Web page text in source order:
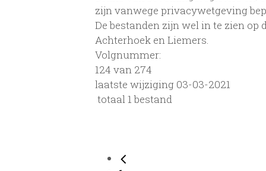
zijn vanwege privacywetgeving
De bestanden zijn wel in te zien
Achterhoek en Liemers.
Volgnummer:
124 van 274
laatste wijziging 03-03-2021
totaal 1 bestand